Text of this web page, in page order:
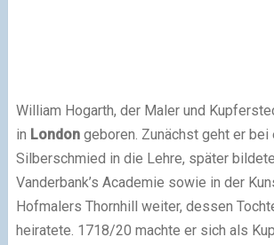
William Hogarth, der Maler und
in Londongeboren. Zunächst geht er bei
Silberschmied in die Lehre, später
Vanderbank’s Academie sowie in der
Hofmalers Thornhill weiter, dessen
heiratete. 1718/20 machte er sich als